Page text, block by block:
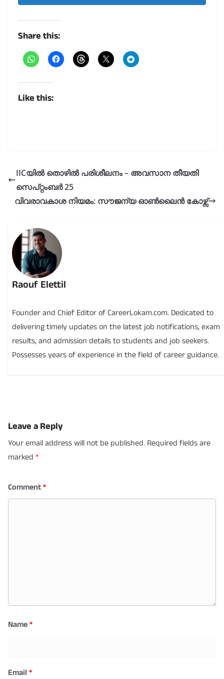
Share this:
Like this:
IICയിൽ തൊഴിൽ പരിശീലനം – അവസാന തീയതി
സെപ്റ്റംബർ 25
വിവരാവകാശ നിയമം: സൗജന്യ ഓൺലൈൻ കോഴ്സ്
Raouf Elettil
Founder and Chief Editor of CareerLokam.com. Dedicated to
delivering timely updates on the latest job notifications, exam
results, and admission details to students and job seekers.
Possesses years of experience in the field of career guidance.
Leave a Reply
Your email address will not be published. Required fields are
marked *
Comment*
Name*
Email *